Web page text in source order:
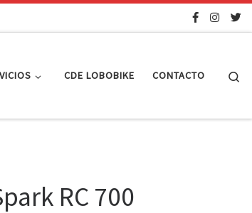
CDE LOBOBIKE CONTACTO
RC 700